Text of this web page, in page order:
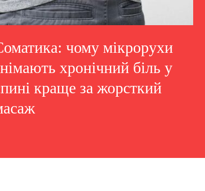
чому мікрорухи
хронічний біль у
краще за жорсткий